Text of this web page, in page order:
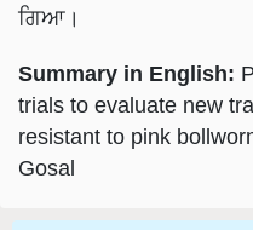
ਗਿਆ।
Summary in English:
trials to evaluate new
resistant to pink
Gosal